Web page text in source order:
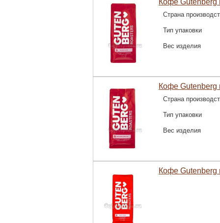
Кофе Gutenberg
Страна
Тип упаковки
Вес изделия
Кофе Gutenberg
Страна
Тип упаковки
Вес изделия
Кофе Gutenberg